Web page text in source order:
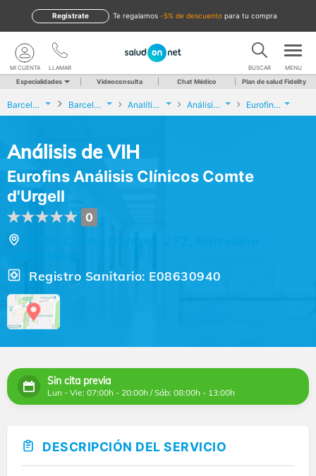
te regalamos -5% de descuento para tu compra
Regístrate
LLAMAR
MI CUENTA BUSCAR MENU
Especialidades Videoconsulta Chat Médico Plan de salud Fidelity
Barcelona Barcelona Analíticas y Genética Análisis de VIH Eurofins Análisis Clínicos Comte d'Urgell
Análisis de VIH
Eurofins Análisis Clínicos Comte
d'Urgell
0
Registro Sanitario: E08630940
Sin cita previa
Lun - Vie: 07:00h - 20:00h / Sáb: 08:00h - 13:00h
DESCRIPCIÓN DEL SERVICIO